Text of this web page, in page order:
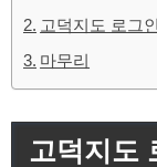
고덕지도 로그
마무리
고덕지도